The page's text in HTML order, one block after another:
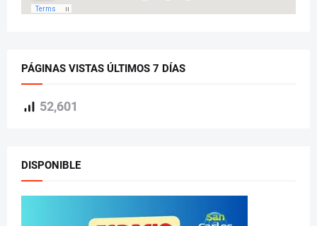
PÁGINAS VISTAS ÚLTIMOS 7 DÍAS
52,601
DISPONIBLE